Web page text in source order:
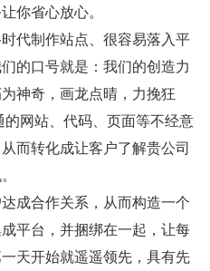
你省心放心。
代制作站点、很容易落入平
的口号就是：我们的创造力
神奇，画龙点晴，力挽狂
网站、代码、页面等不经意
而转化成让客户了解贵公司
成合作关系，从而构造一个
平台，并捆绑在一起，让每
天开始就遥遥领先，具有先